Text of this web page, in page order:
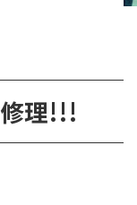
理!!!